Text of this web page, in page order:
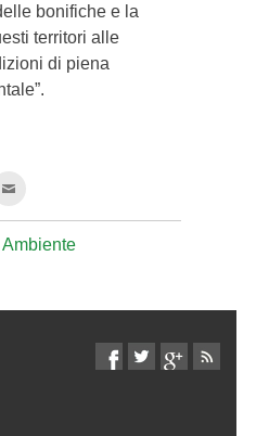
bonifiche e la
territori alle
di piena
l'articolo
via
mail
apre
Ambiente